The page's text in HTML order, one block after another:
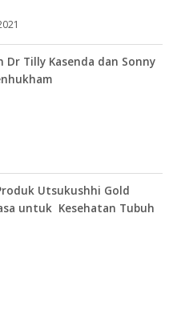
Dr Tilly Kasenda dan Sonny
Utsukushhi Gold
untuk Kesehatan Tubuh